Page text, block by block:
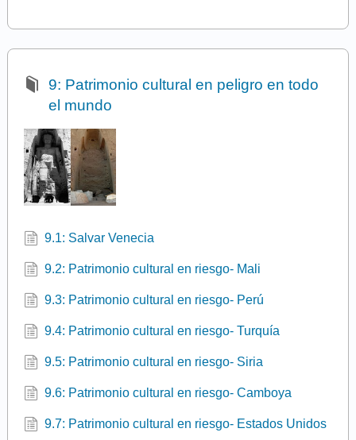
9: Patrimonio cultural en peligro en todo
el mundo
9.1: Salvar Venecia
9.2: Patrimonio cultural en riesgo- Mali
9.3: Patrimonio cultural en riesgo- Perú
9.4: Patrimonio cultural en riesgo- Turquía
9.5: Patrimonio cultural en riesgo- Siria
9.6: Patrimonio cultural en riesgo- Camboya
9.7: Patrimonio cultural en riesgo- Estados Unidos